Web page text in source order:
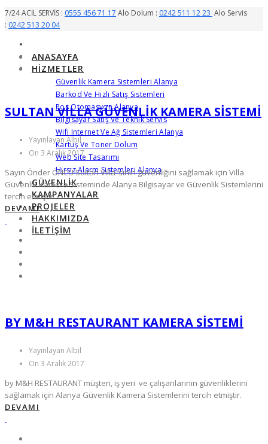
7/24 ACİL SERVİS : 0555 456 71 17 Alo Dolum : 0242 511 12 23 Alo Servis
: 0242 513 20 04
ANASAYFA
HIZMETLER
Güvenlik Kamera Sistemleri Alanya
Barkod Ve Hızlı Satış Sistemleri
Pos Otomasyon Alanya
Bilgisayar Satış Ve Teknik Servis
Wifi Internet Ve Ağ Sistemleri Alanya
Kartuş Ve Toner Dolum
Web Site Tasarımı
Hırsız Alarm Sistemleri Alanya
GÜVENLIK
KAMPANYALAR
PROJELER
HAKKIMIZDA
İLETIŞIM
SULTAN VILLA GÜVENLIK KAMERA SISTEMI
Yayınlayan Albil
On 3 Aralık 2017
Sayın Önder ÖNCÜ Sultan Villa ‘sının güvenliğini sağlamak için Villa
Güvenlik Kamera Sisteminde Alanya Bilgisayar ve Güvenlik Sistemlerini
tercih etmiştir.
DEVAMI
BY M&H RESTAURANT KAMERA SISTEMI
Yayınlayan Albil
On 3 Aralık 2017
by M&H RESTAURANT müşteri, iş yeri ve çalışanlarının güvenliklerini
sağlamak için Alanya Güvenlik Kamera Sistemlerini tercih etmiştir.
DEVAMI